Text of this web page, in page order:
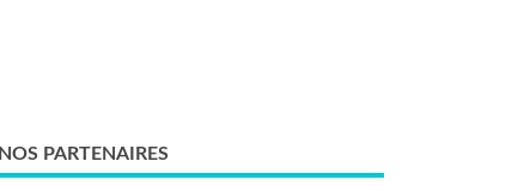
NOS PARTENAIRES